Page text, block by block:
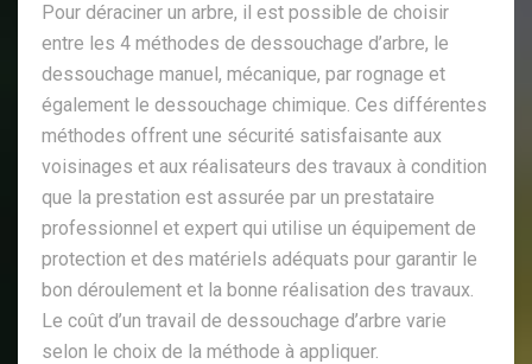
Pour déraciner un arbre, il est possible de choisir
entre les 4 méthodes de dessouchage d’arbre, le
dessouchage manuel, mécanique, par rognage et
également le dessouchage chimique. Ces différentes
méthodes offrent une sécurité satisfaisante aux
voisinages et aux réalisateurs des travaux à condition
que la prestation est assurée par un prestataire
professionnel et expert qui utilise un équipement de
protection et des matériels adéquats pour garantir le
bon déroulement et la bonne réalisation des travaux.
Le coût d’un travail de dessouchage d’arbre varie
selon le choix de la méthode à appliquer.